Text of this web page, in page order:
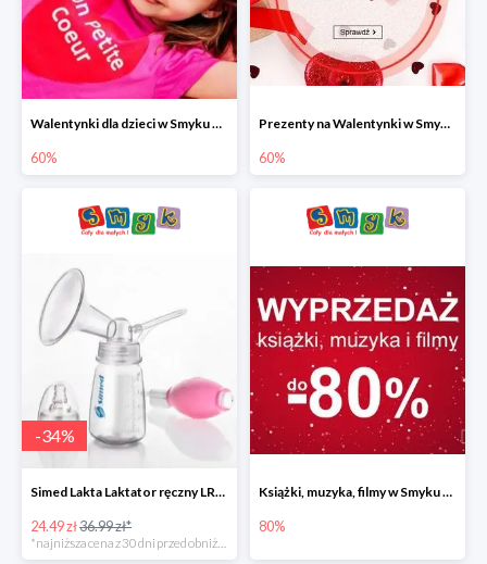
Walentynki dla dzieci w Smyku do -60%
60%
Prezenty na Walentynki w Smyku do -60%
60%
-34%
Simed Lakta Laktator ręczny LR-8 -34%
24.49 zł36.99 zł*
*najniższa cena z 30 dni przed obniżką
Książki, muzyka, filmy w Smyku do -80%
80%